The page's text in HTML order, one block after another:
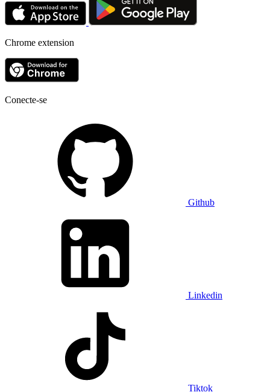
Chrome extension
Conecte-se
Github
Linkedin
Tiktok